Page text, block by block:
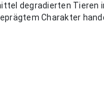
degradierten Tieren
Charakter